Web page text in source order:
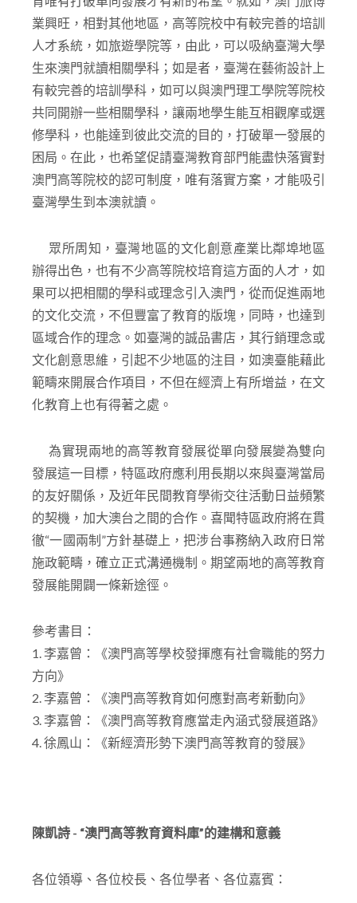
業興旺，相對其他地區，高等院校中有較完善的培訓
人才系統，如旅遊學院等，由此，可以吸納臺灣大學
生來澳門就讀相關學科；如是者，臺灣在藝術設計上
有較完善的培訓學科，如可以與澳門理工學院等院校
共同開辦一些相關學科，讓兩地學生能互相觀摩或選
修學科，也能達到彼此交流的目的，打破單一發展的
困局。在此，也希望促請臺灣教育部門能盡快落實對
澳門高等院校的認可制度，唯有落實方案，才能吸引
臺灣學生到本澳就讀。
眾所周知，臺灣地區的文化創意產業比鄰埠地區
辦得出色，也有不少高等院校培育這方面的人才，如
果可以把相關的學科或理念引入澳門，從而促進兩地
的文化交流，不但豐富了教育的版塊，同時，也達到
區域合作的理念。如臺灣的誠品書店，其行銷理念或
文化創意思維，引起不少地區的注目，如澳臺能藉此
範疇來開展合作項目，不但在經濟上有所增益，在文
化教育上也有得著之處。
為實現兩地的高等教育發展從單向發展變為雙向
發展這一目標，特區政府應利用長期以來與臺灣當局
的友好關係，及近年民間教育學術交往活動日益頻繁
的契機，加大澳台之間的合作。喜聞特區政府將在貫
徹“一國兩制”方針基礎上，把涉台事務納入政府日常
施政範疇，確立正式溝通機制。期望兩地的高等教育
發展能開闢一條新途徑。
參考書目：
1. 李嘉曾：《澳門高等學校發揮應有社會職能的努力
方向》
2. 李嘉曾：《澳門高等教育如何應對高考新動向》
3. 李嘉曾：《澳門高等教育應當走內涵式發展道路》
4. 徐鳳山：《新經濟形勢下澳門高等教育的發展》
陳凱詩 - “澳門高等教育資料庫”的建構和意義
各位領導、各位校長、各位學者、各位嘉賓：